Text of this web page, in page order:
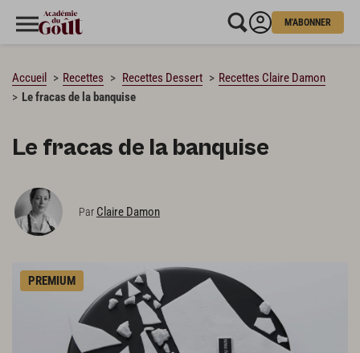
M'ABONNER
Accueil Recettes Recettes Dessert
Recettes Claire Damon
Le fracas de la banquise
Le fracas de la banquise
Par Claire Damon
PREMIUM
CHARGEMENT…